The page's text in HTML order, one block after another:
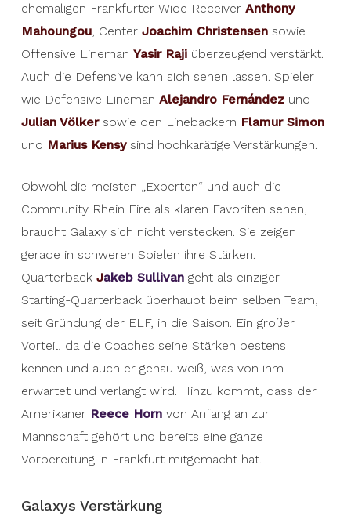
ehemaligen Frankfurter Wide Receiver Anthony
Mahoungou, Center Joachim Christensensowie
Offensive Lineman Yasir Rajiüberzeugend verstärkt.
Auch die Defensive kann sich sehen lassen. Spieler
wie Defensive Lineman Alejandro Fernándezund
Julian Völkersowie den Linebackern Flamur Simon
und Marius Kensysind hochkarätige Verstärkungen.
Obwohl die meisten „Experten“ und auch die
Community Rhein Fire als klaren Favoriten sehen,
braucht Galaxy sich nicht verstecken. Sie zeigen
gerade in schweren Spielen ihre Stärken.
Quarterback Jakeb Sullivangeht als einziger
Starting-Quarterback überhaupt beim selben Team,
seit Gründung der ELF, in die Saison. Ein großer
Vorteil, da die Coaches seine Stärken bestens
kennen und auch er genau weiß, was von ihm
erwartet und verlangt wird. Hinzu kommt, dass der
Amerikaner Reece Hornvon Anfang an zur
Mannschaft gehört und bereits eine ganze
Vorbereitung in Frankfurt mitgemacht hat.
Galaxys Verstärkung